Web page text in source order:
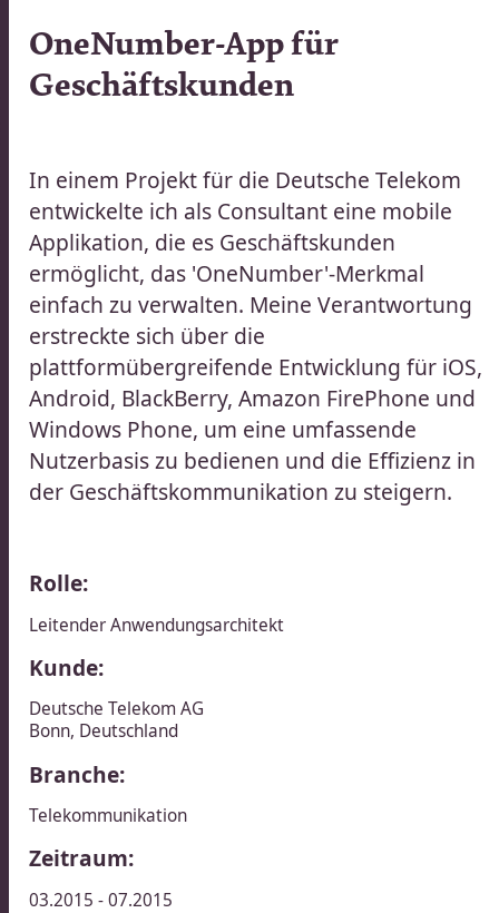
OneNumber-App für
Geschäftskunden​​​​‌ ‍ ​‍​‍‌‍ ‌ ​‍‌‍‍‌‌‍‌ ‌‍‍‌‌‍ ‍​‍​‍​ ‍‍​‍​‍‌ ​ ‌‍​‌‌‍ ‍‌‍‍‌‌ ‌​‌ ‍‌​‍ ‍‌‍‍‌‌‍ ​‍​‍​‍ ​​‍​‍‌‍‍​‌ ​‍‌‍‌‌‌‍‌‍​‍​‍​ ‍‍​‍​‍‌‍‍​‌ ‌​‌ ‌​‌ ​​‌ ​ ​ ‍‍​‍ ​‍ ‌ ​ ‌ ‌​‌ ‌‌‌‍‌​‌‍‍‌‌‍ ​‍ ‍‌ ​ ‌‍‌‌‌‍​‍‌‍​‌‌ ​ ‌ ‌​‌‍‍‌‌‍​‌‌‍ ‍​‍ ‌‌ ​ ‌‍ ‌‍‌‍‌ ‌​‌ ‌ ‌‍​‌‌ ​‍‌‍‌‌​‍ ‍‌‍‌​‌‍‌‌​‍ ‌‍‍‌‌‍ ‍‌ ‌​‌‍‌‌‌‍ ‍‌ ‌​​‍ ‌‍‌‌‌‍‌​‌‍‍‌‌ ‌​​‍ ‌‍ ‌‌‍ ‌‍‌​‌‍‌‌​ ‌‌ ​​‌ ​‍‌‍‌‌‌ ​ ‌‍‌‌‌‍ ‍‌ ‌​‌‍​‌‌ ‌​‌‍‍‌‌‍ ‌‍ ‍​ ‍ ‌‍‍‌‌‍‌​​ ‌​ ​​​ ​​‌‍​‌​ ‌‌‌‍‌‌​ ‍‌​ ‌‍​ ‌‌​‍ ‌​ ‌‍‌‍‌​​ ‌ ​ ​‍​‍ ‌​ ‌​‌‍‌‌‌‍‌‌​ ​‍​‍ ‌‌‍​‌​ ‌‌​ ‍‌​ ‌​​‍ ‌​ ‌‌​ ‌‌​ ‌‌​ ​‌​ ‍​​ ‌ ​ ‍​​ ‌​‌‍‌‍​ ‍​​ ​‌​ ​‌​ ‍ ‌ ‌​‌ ‍‌‌ ​​‌‍‌‌​ ‌‌ ​​‌ ​‍‌‍ ‌‍‍‍‌‍‌‌‌‍​ ‌ ‌​​ ‍ ‌ ​​‌‍​‌‌ ‌​‌‍‍​​ ‌‌ ‌​‌‍‍‌‌ ‌​‌‍ ​‌‍‌‌​‍‌‌​ ‌‌‌​​‍‌‌ ‌‍‍ ‌‍‌‌‌ ‍‌​‍‌‌​ ​ ‌​‌​​‍‌‌​ ​ ‌​‌​​‍‌‌​ ​‍​ ​‍‌‍‌​‌‍‌‌​‍‌‌​ ​‍​ ​‍​‍‌‌​ ‌‌‌​‌​​‍ ‍‌ ‌‍‌‍​‌‌‍ ​‌ ‌‌‌‍‌‌​ ‌‍​‍‌‍​‌‌ ​ ‌‍‌‌‌‌‌‌‌ ​‍‌‍ ​​ ‌‌‍‍​‌ ‌​‌ ‌​‌ ​​‌ ​ ​‍‌‌​ ​ ‌​​‌​‍‌‌​ ​‍‌​‌‍​‍‌‌​ ​‍‌​‌‍‌ ​ ‌ ‌​‌ ‌‌‌‍‌​‌‍‍‌‌‍ ​‍ ‍‌ ​ ‌‍‌‌‌‍​‍‌‍​‌‌ ​ ‌ ‌​‌‍‍‌‌‍​‌‌‍ ‍​‍ ‌‌ ​ ‌‍ ‌‍‌‍‌ ‌​‌ ‌ ‌‍​‌‌ ​‍‌‍‌‌​‍ ‍‌‍‌​‌‍‌‌​‍‌‍‌‍‍‌‌‍‌​​ ‌​ ​​​ ​​‌‍​‌​ ‌‌‌‍‌‌​ ‍‌​ ‌‍​ ‌‌​‍ ‌​ ‌‍‌‍‌​​ ‌ ​ ​‍​‍ ‌​ ‌​‌‍‌‌‌‍‌‌​ ​‍​‍ ‌‌‍​‌​ ‌‌​ ‍‌​ ‌​​‍ ‌​ ‌‌​ ‌‌​ ‌‌​ ​‌​ ‍​​ ‌ ​ ‍​​ ‌​‌‍‌‍​ ‍​​ ​‌​ ​‌​‍‌‍‌ ‌​‌ ‍‌‌ ​​‌‍‌‌​ ‌‌ ​​‌ ​‍‌‍ ‌‍‍‍‌‍‌‌‌‍​ ‌ ‌​​‍‌‍‌ ​​‌‍​‌‌ ‌​‌‍‍​​ ‌‌ ‌​‌‍‍‌‌ ‌​‌‍ ​‌‍‌‌​‍‌‌​ ‌‌‌​​‍‌‌ ‌‍‍ ‌‍‌‌‌ ‍‌​‍‌‌​ ​ ‌​‌​​‍‌‌​ ​ ‌​‌​​‍‌‌​ ​‍​ ​‍‌‍‌​‌‍‌‌​‍‌‌​ ​‍​ ​‍​‍‌‌​ ‌‌‌​‌​​‍ ‍‌ ‌‍‌‍​‌‌‍ ​‌ ‌‌‌‍‌‌​‍‌‍‌ ​​‌‍‌‌‌ ​‍‌ ​ ‌ ​​‌‍‌‌‌‍​ ‌ ‌​‌‍‍‌‌ ‌‍‌‍‌‌​ ‌‌ ​​‌ ‌‌‌‍​‍‌‍ ​‌‍‍‌‌ ​ ‌‍‍​‌‍‌‌‌‍‌​​‍​‍‌ ‌
Rolle:
Leitender Anwendungsarchitekt​​​​‌ ‍ ​‍​‍‌‍ ‌ ​‍‌‍‍‌‌‍‌ ‌‍‍‌‌‍ ‍​‍​‍​ ‍‍​‍​‍‌ ​ ‌‍​‌‌‍ ‍‌‍‍‌‌ ‌​‌ ‍‌​‍ ‍‌‍‍‌‌‍ ​‍​‍​‍ ​​‍​‍‌‍‍​‌ ​‍‌‍‌‌‌‍‌‍​‍​‍​ ‍‍​‍​‍‌‍‍​‌ ‌​‌ ‌​‌ ​​‌ ​ ​ ‍‍​‍ ​‍ ‌ ​ ‌ ‌​‌ ‌‌‌‍‌​‌‍‍‌‌‍ ​‍ ‍‌ ​ ‌‍‌‌‌‍​‍‌‍​‌‌ ​ ‌ ‌​‌‍‍‌‌‍​‌‌‍ ‍​‍ ‌‌ ​ ‌‍ ‌‍‌‍‌ ‌​‌ ‌ ‌‍​‌‌ ​‍‌‍‌‌​‍ ‍‌‍‌​‌‍‌‌​‍ ‌‍‍‌‌‍ ‍‌ ‌​‌‍‌‌‌‍ ‍‌ ‌​​‍ ‌‍‌‌‌‍‌​‌‍‍‌‌ ‌​​‍ ‌‍ ‌‌‍ ‌‍‌​‌‍‌‌​ ‌‌ ​​‌ ​‍‌‍‌‌‌ ​ ‌‍‌‌‌‍ ‍‌ ‌​‌‍​‌‌ ‌​‌‍‍‌‌‍ ‌‍ ‍​ ‍ ‌‍‍‌‌‍‌​​ ‌​ ​​​ ​​‌‍​‌​ ‌‌‌‍‌‌​ ‍‌​ ‌‍​ ‌‌​‍ ‌​ ‌‍‌‍‌​​ ‌ ​ ​‍​‍ ‌​ ‌​‌‍‌‌‌‍‌‌​ ​‍​‍ ‌‌‍​‌​ ‌‌​ ‍‌​ ‌​​‍ ‌​ ‌‌​ ‌‌​ ‌‌​ ​‌​ ‍​​ ‌ ​ ‍​​ ‌​‌‍‌‍​ ‍​​ ​‌​ ​‌​ ‍ ‌ ‌​‌ ‍‌‌ ​​‌‍‌‌​ ‌‌ ​​‌ ​‍‌‍ ‌‍‍‍‌‍‌‌‌‍​ ‌ ‌​​ ‍ ‌ ​​‌‍​‌‌ ‌​‌‍‍​​ ‌‌ ​‍‌‍ ‌‍ ​‌‍‌‌​‍‌‌​ ‌‌‌​​‍‌‌ ‌‍‍ ‌‍‌‌‌ ‍‌​‍‌‌​ ​ ‌​‌​​‍‌‌​ ​ ‌​‌​​‍‌‌​ ​‍​ ​‍‌‍‌​‌‍‌‌​‍‌‌​ ​‍​ ​‍​‍‌‌​ ‌‌‌​‌​​‍ ‍‌ ‌‍‌‍​‌‌‍ ​‌ ‌‌‌‍‌‌​ ‌‍​‍‌‍​‌‌ ​ ‌‍‌‌‌‌‌‌‌ ​‍‌‍ ​​ ‌‌‍‍​‌ ‌​‌ ‌​‌ ​​‌ ​ ​‍‌‌​ ​ ‌​​‌​‍‌‌​ ​‍‌​‌‍​‍‌‌​ ​‍‌​‌‍‌ ​ ‌ ‌​‌ ‌‌‌‍‌​‌‍‍‌‌‍ ​‍ ‍‌ ​ ‌‍‌‌‌‍​‍‌‍​‌‌ ​ ‌ ‌​‌‍‍‌‌‍​‌‌‍ ‍​‍ ‌‌ ​ ‌‍ ‌‍‌‍‌ ‌​‌ ‌ ‌‍​‌‌ ​‍‌‍‌‌​‍ ‍‌‍‌​‌‍‌‌​‍‌‍‌‍‍‌‌‍‌​​ ‌​ ​​​ ​​‌‍​‌​ ‌‌‌‍‌‌​ ‍‌​ ‌‍​ ‌‌​‍ ‌​ ‌‍‌‍‌​​ ‌ ​ ​‍​‍ ‌​ ‌​‌‍‌‌‌‍‌‌​ ​‍​‍ ‌‌‍​‌​ ‌‌​ ‍‌​ ‌​​‍ ‌​ ‌‌​ ‌‌​ ‌‌​ ​‌​ ‍​​ ‌ ​ ‍​​ ‌​‌‍‌‍​ ‍​​ ​‌​ ​‌​‍‌‍‌ ‌​‌ ‍‌‌ ​​‌‍‌‌​ ‌‌ ​​‌ ​‍‌‍ ‌‍‍‍‌‍‌‌‌‍​ ‌ ‌​​‍‌‍‌ ​​‌‍​‌‌ ‌​‌‍‍​​ ‌‌ ​‍‌‍ ‌‍ ​‌‍‌‌​‍‌‌​ ‌‌‌​​‍‌‌ ‌‍‍ ‌‍‌‌‌ ‍‌​‍‌‌​ ​ ‌​‌​​‍‌‌​ ​ ‌​‌​​‍‌‌​ ​‍​ ​‍‌‍‌​‌‍‌‌​‍‌‌​ ​‍​ ​‍​‍‌‌​ ‌‌‌​‌​​‍ ‍‌ ‌‍‌‍​‌‌‍ ​‌ ‌‌‌‍‌‌​‍‌‍‌ ​​‌‍‌‌‌ ​‍‌ ​ ‌ ​​‌‍‌‌‌‍​ ‌ ‌​‌‍‍‌‌ ‌‍‌‍‌‌​ ‌‌ ​​‌ ‌‌‌‍​‍‌‍ ​‌‍‍‌‌ ​ ‌‍‍​‌‍‌‌‌‍‌​​‍​‍‌ ‌
Kunde:
Deutsche Telekom AG​​​​‌ ‍ ​‍​‍‌‍ ‌ ​‍‌‍‍‌‌‍‌ ‌‍‍‌‌‍ ‍​‍​‍​ ‍‍​‍​‍‌ ​ ‌‍​‌‌‍ ‍‌‍‍‌‌ ‌​‌ ‍‌​‍ ‍‌‍‍‌‌‍ ​‍​‍​‍ ​​‍​‍‌‍‍​‌ ​‍‌‍‌‌‌‍‌‍​‍​‍​ ‍‍​‍​‍‌‍‍​‌ ‌​‌ ‌​‌ ​​‌ ​ ​ ‍‍​‍ ​‍ ‌ ​ ‌ ‌​‌ ‌‌‌‍‌​‌‍‍‌‌‍ ​‍ ‍‌ ​ ‌‍‌‌‌‍​‍‌‍​‌‌ ​ ‌ ‌​‌‍‍‌‌‍​‌‌‍ ‍​‍ ‌‌ ​ ‌‍ ‌‍‌‍‌ ‌​‌ ‌ ‌‍​‌‌ ​‍‌‍‌‌​‍ ‍‌‍‌​‌‍‌‌​‍ ‌‍‍‌‌‍ ‍‌ ‌​‌‍‌‌‌‍ ‍‌ ‌​​‍ ‌‍‌‌‌‍‌​‌‍‍‌‌ ‌​​‍ ‌‍ ‌‌‍ ‌‍‌​‌‍‌‌​ ‌‌ ​​‌ ​‍‌‍‌‌‌ ​ ‌‍‌‌‌‍ ‍‌ ‌​‌‍​‌‌ ‌​‌‍‍‌‌‍ ‌‍ ‍​ ‍ ‌‍‍‌‌‍‌​​ ‌​ ​​​ ‌‌​ ​‌‌‍‌‌‌‍‌‌​ ​‍​ ‍​​ ​‍​‍ ‌​ ‌​​ ‌‍​ ‌‌​ ​ ​‍ ‌​ ‌​​ ‌​‌‍​ ​ ‌‍​‍ ‌​ ‍‌​ ​​‌‍‌‌​ ​ ​‍ ‌​ ‍‌​ ‍‌‌‍‌​​ ‍‌​ ​ ​ ‍‌​ ​‌​ ‌‌​ ‌‍​ ‌‍​ ​​‌‍​‍​ ‍ ‌ ‌​‌ ‍‌‌ ​​‌‍‌‌​ ‌‌‍​ ‌‍ ‌‍ ‌‌ ​​‌‍​‌‌‍ ‍‌ ‍‌​ ‍ ‌ ​​‌‍​‌‌ ‌​‌‍‍​​ ‌‌‍ ‍‌‍​‌‌‍ ‌‌‍‌‌​ ‌‍​‍‌‍​‌‌ ​ ‌‍‌‌‌‌‌‌‌ ​‍‌‍ ​​ ‌‌‍‍​‌ ‌​‌ ‌​‌ ​​‌ ​ ​‍‌‌​ ​ ‌​​‌​‍‌‌​ ​‍‌​‌‍​‍‌‌​ ​‍‌​‌‍‌ ​ ‌ ‌​‌ ‌‌‌‍‌​‌‍‍‌‌‍ ​‍ ‍‌ ​ ‌‍‌‌‌‍​‍‌‍​‌‌ ​ ‌ ‌​‌‍‍‌‌‍​‌‌‍ ‍​‍ ‌‌ ​ ‌‍ ‌‍‌‍‌ ‌​‌ ‌ ‌‍​‌‌ ​‍‌‍‌‌​‍ ‍‌‍‌​‌‍‌‌​‍‌‍‌‍‍‌‌‍‌​​ ‌​ ​​​ ‌‌​ ​‌‌‍‌‌‌‍‌‌​ ​‍​ ‍​​ ​‍​‍ ‌​ ‌​​ ‌‍​ ‌‌​ ​ ​‍ ‌​ ‌​​ ‌​‌‍​ ​ ‌‍​‍ ‌​ ‍‌​ ​​‌‍‌‌​ ​ ​‍ ‌​ ‍‌​ ‍‌‌‍‌​​ ‍‌​ ​ ​ ‍‌​ ​‌​ ‌‌​ ‌‍​ ‌‍​ ​​‌‍​‍​‍‌‍‌ ‌​‌ ‍‌‌ ​​‌‍‌‌​ ‌‌‍​ ‌‍ ‌‍ ‌‌ ​​‌‍​‌‌‍ ‍‌ ‍‌​‍‌‍‌ ​​‌‍​‌‌ ‌​‌‍‍​​ ‌‌‍ ‍‌‍​‌‌‍ ‌‌‍‌‌​‍‌‍‌ ​​‌‍‌‌‌ ​‍‌ ​ ‌ ​​‌‍‌‌‌‍​ ‌ ‌​‌‍‍‌‌ ‌‍‌‍‌‌​ ‌‌ ​​‌ ‌‌‌‍​‍‌‍ ​‌‍‍‌‌ ​ ‌‍‍​‌‍‌‌‌‍‌​​‍​‍‌ ‌
Bonn​​​​‌ ‍ ​‍​‍‌‍ ‌ ​‍‌‍‍‌‌‍‌ ‌‍‍‌‌‍ ‍​‍​‍​ ‍‍​‍​‍‌ ​ ‌‍​‌‌‍ ‍‌‍‍‌‌ ‌​‌ ‍‌​‍ ‍‌‍‍‌‌‍ ​‍​‍​‍ ​​‍​‍‌‍‍​‌ ​‍‌‍‌‌‌‍‌‍​‍​‍​ ‍‍​‍​‍‌‍‍​‌ ‌​‌ ‌​‌ ​​‌ ​ ​ ‍‍​‍ ​‍ ‌ ​ ‌ ‌​‌ ‌‌‌‍‌​‌‍‍‌‌‍ ​‍ ‍‌ ​ ‌‍‌‌‌‍​‍‌‍​‌‌ ​ ‌ ‌​‌‍‍‌‌‍​‌‌‍ ‍​‍ ‌‌ ​ ‌‍ ‌‍‌‍‌ ‌​‌ ‌ ‌‍​‌‌ ​‍‌‍‌‌​‍ ‍‌‍‌​‌‍‌‌​‍ ‌‍‍‌‌‍ ‍‌ ‌​‌‍‌‌‌‍ ‍‌ ‌​​‍ ‌‍‌‌‌‍‌​‌‍‍‌‌ ‌​​‍ ‌‍ ‌‌‍ ‌‍‌​‌‍‌‌​ ‌‌ ​​‌ ​‍‌‍‌‌‌ ​ ‌‍‌‌‌‍ ‍‌ ‌​‌‍​‌‌ ‌​‌‍‍‌‌‍ ‌‍ ‍​ ‍ ‌‍‍‌‌‍‌​​ ‌​ ​​​ ‌‌​ ​‌‌‍‌‌‌‍‌‌​ ​‍​ ‍​​ ​‍​‍ ‌​ ‌​​ ‌‍​ ‌‌​ ​ ​‍ ‌​ ‌​​ ‌​‌‍​ ​ ‌‍​‍ ‌​ ‍‌​ ​​‌‍‌‌​ ​ ​‍ ‌​ ‍‌​ ‍‌‌‍‌​​ ‍‌​ ​ ​ ‍‌​ ​‌​ ‌‌​ ‌‍​ ‌‍​ ​​‌‍​‍​ ‍ ‌ ‌​‌ ‍‌‌ ​​‌‍‌‌​ ‌‌‍​ ‌‍ ‌‍ ‌‌ ​​‌‍​‌‌‍ ‍‌ ‍‌​ ‍ ‌ ​​‌‍​‌‌ ‌​‌‍‍​​ ‌‌‍​ ‌‍‍‌‌ ‌​‌ ‍‌​ ‌‍​‍‌‍​‌‌ ​ ‌‍‌‌‌‌‌‌‌ ​‍‌‍ ​​ ‌‌‍‍​‌ ‌​‌ ‌​‌ ​​‌ ​ ​‍‌‌​ ​ ‌​​‌​‍‌‌​ ​‍‌​‌‍​‍‌‌​ ​‍‌​‌‍‌ ​ ‌ ‌​‌ ‌‌‌‍‌​‌‍‍‌‌‍ ​‍ ‍‌ ​ ‌‍‌‌‌‍​‍‌‍​‌‌ ​ ‌ ‌​‌‍‍‌‌‍​‌‌‍ ‍​‍ ‌‌ ​ ‌‍ ‌‍‌‍‌ ‌​‌ ‌ ‌‍​‌‌ ​‍‌‍‌‌​‍ ‍‌‍‌​‌‍‌‌​‍‌‍‌‍‍‌‌‍‌​​ ‌​ ​​​ ‌‌​ ​‌‌‍‌‌‌‍‌‌​ ​‍​ ‍​​ ​‍​‍ ‌​ ‌​​ ‌‍​ ‌‌​ ​ ​‍ ‌​ ‌​​ ‌​‌‍​ ​ ‌‍​‍ ‌​ ‍‌​ ​​‌‍‌‌​ ​ ​‍ ‌​ ‍‌​ ‍‌‌‍‌​​ ‍‌​ ​ ​ ‍‌​ ​‌​ ‌‌​ ‌‍​ ‌‍​ ​​‌‍​‍​‍‌‍‌ ‌​‌ ‍‌‌ ​​‌‍‌‌​ ‌‌‍​ ‌‍ ‌‍ ‌‌ ​​‌‍​‌‌‍ ‍‌ ‍‌​‍‌‍‌ ​​‌‍​‌‌ ‌​‌‍‍​​ ‌‌‍​ ‌‍‍‌‌ ‌​‌ ‍‌​‍‌‍‌ ​​‌‍‌‌‌ ​‍‌ ​ ‌ ​​‌‍‌‌‌‍​ ‌ ‌​‌‍‍‌‌ ‌‍‌‍‌‌​ ‌‌ ​​‌ ‌‌‌‍​‍‌‍ ​‌‍‍‌‌ ​ ‌‍‍​‌‍‌‌‌‍‌​​‍​‍‌ ‌, Deutschland
Branche:
Telekommunikation
Zeitraum:
03.2015 - 07.2015
In einem Projekt für die Deutsche Telekom
entwickelte ich als Consultant eine mobile
Applikation, die es Geschäftskunden
ermöglicht, das 'OneNumber'-Merkmal
einfach zu verwalten. Meine Verantwortung
erstreckte sich über die
plattformübergreifende Entwicklung für iOS,
Android, BlackBerry, Amazon FirePhone und
Windows Phone, um eine umfassende
Nutzerbasis zu bedienen und die Effizienz in
der Geschäftskommunikation zu steigern.